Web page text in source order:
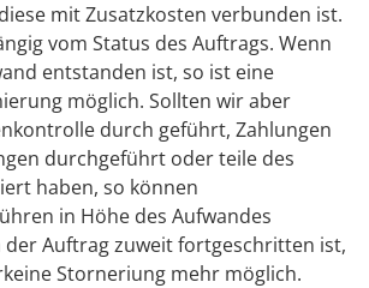
mit Zusatzkosten verbunden ist.
vom Status des Auftrags. Wenn
entstanden ist, so ist eine
möglich. Sollten wir aber
durch geführt, Zahlungen
durchgeführt oder teile des
haben, so können
in Höhe des Aufwandes
der Auftrag zuweit fortgeschritten ist,
Storneriung mehr möglich.